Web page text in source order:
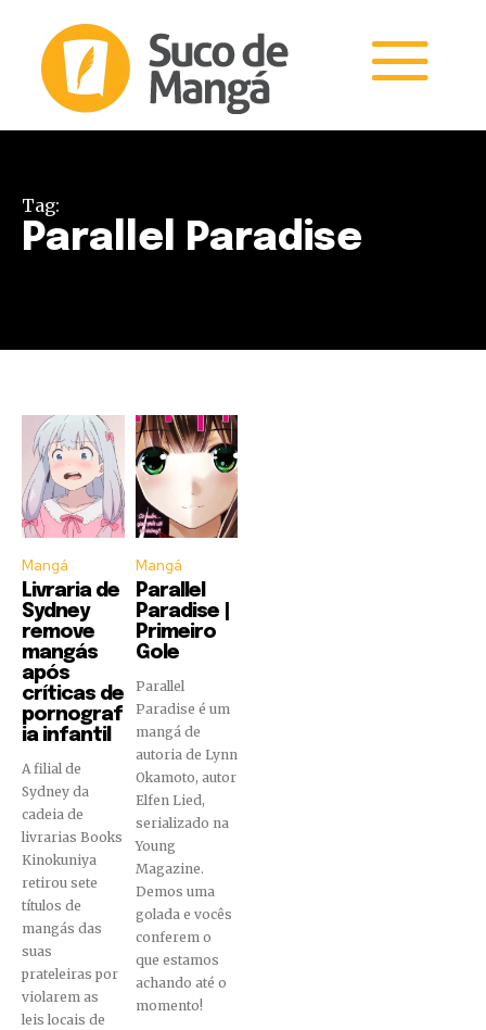
Tag:
Parallel Paradise
Mangá
Livraria de
Sydney
remove
mangás
após
críticas de
pornograf
ia infantil
A filial de
Sydney da
cadeia de
livrarias Books
Kinokuniya
retirou sete
títulos de
mangás das
suas
prateleiras por
violarem as
leis locais de
Mangá
Parallel
Paradise |
Primeiro
Gole
Parallel
Paradise é um
mangá de
autoria de Lynn
Okamoto, autor
Elfen Lied,
serializado na
Young
Magazine.
Demos uma
golada e vocês
conferem o
que estamos
achando até o
momento!